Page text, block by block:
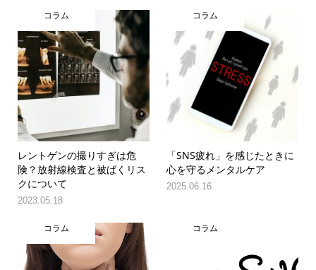
コラム
レントゲンの撮りすぎは危
険？放射線検査と被ばくリス
クについて
2023.05.18
コラム
「SNS疲れ」を感じたときに
心を守るメンタルケア
2025.06.16
コラム コラム